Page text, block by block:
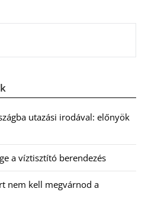
utazási irodával: előnyök
a víztisztító berendezés
nem kell megvárnod a